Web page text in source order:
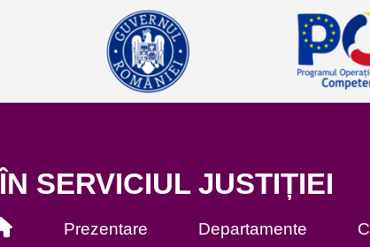
ÎN SERVICIUL JUSTIȚIEI
Prezentare Departamente